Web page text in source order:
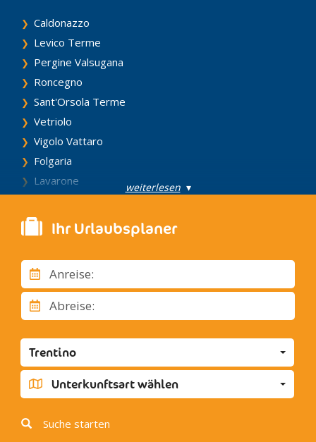
Caldonazzo
Levico Terme
Pergine Valsugana
Roncegno
Sant'Orsola Terme
Vetriolo
Vigolo Vattaro
Folgaria
Lavarone
Arco
Nago, Torbole
Riva del Garda
Tenno
Vezzano
Andalo
Cavedago
Fai della Paganella
Molveno
Spormaggiore
Baselga di Pinè
weiterlesen▾
Ihr Urlaubsplaner
Anreise:
Abreise:
Trentino
Unterkunftsart wählen
Suche starten